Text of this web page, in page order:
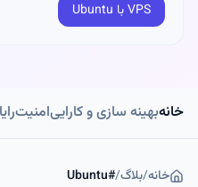
VPS با Ubuntu
خانهبهینه سازی و کاراییامنیت
خانه/بلاگ/
#
Ubuntu